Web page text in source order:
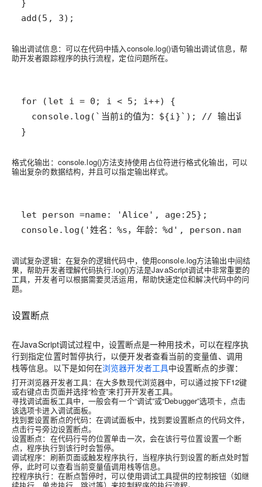
add(5, 3);
输出调试信息：可以在代码中插入console.log()语句输出调试信息，帮
助开发者跟踪程序的执行流程，定位问题所在。
}
格式化输出：console.log()方法支持使用占位符进行格式化输出，可以
输出复杂的数据结构，并且可以指定输出样式。
console.log('姓名：%s，年龄：%d',
调试复杂逻辑：在复杂的逻辑代码中，使用console.log方法输出中间结
果，帮助开发者理解代码执行.log()方法是JavaScript调试中非常重要的
工具，开发者可以根据需要灵活运用，帮助快速定位和解决代码中的问
题。
设置断点
在JavaScript调试过程中，设置断点是一种用技术，可以在程序执
行到指定位置时暂停执行，以便开发者查看当前的变量值、调用
栈等信息。以下是如何在浏览器开发者工具中设置断点的步骤：
打开浏览器开发者工具：在大多数现代浏览器中，可以通过按下F12键
或右键点击页面并选择“检查”来打开开发者工具。
寻找调试面板工具中，一般会有一个“调试”或“Debugger”选项卡，点击
该选项卡进入调试面板。
找到要设置断点的代码：在调试面板中，找到要设置断点的代码文件，
点击行号旁边设置断点。
设置断点：在代码行号的位置单击一次，会在该行号位置设置一个断
点，程序执行到该行时会暂停。
调试程序：刷新页面或触发程序执行，当程序执行到设置的断点处时暂
停，此时可以查看当前变量值调用栈等信息。
控程序执行：在断点暂停时，可以使用调试工具提供的控制按钮（如继